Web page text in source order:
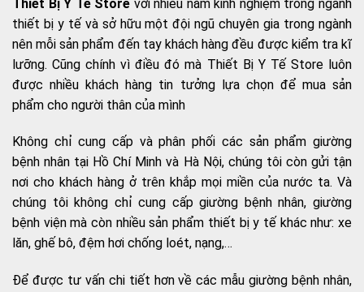
Thiết Bị Y Tế Store với nhiều năm kinh nghiệm trong ngành
thiết bị y tế và sở hữu một đội ngũ chuyên gia trong ngành
nên mỗi sản phẩm đến tay khách hàng đều được kiểm tra kĩ
lưỡng. Cũng chính vì điều đó mà Thiết Bị Y Tế Store luôn
được nhiều khách hàng tin tưởng lựa chọn để mua sản
phẩm cho người thân của mình
Không chỉ cung cấp và phân phối các sản phẩm giường
bệnh nhân tại Hồ Chí Minh và Hà Nội, chúng tôi còn gửi tận
nơi cho khách hàng ở trên khắp mọi miền của nước ta. Và
chúng tôi không chỉ cung cấp giường bệnh nhân, giường
bệnh viện mà còn nhiều sản phẩm thiết bị y tế khác như: xe
lăn, ghế bô, đệm hơi chống loét, nạng,…
Để được tư vấn chi tiết hơn về các mẫu giường bệnh nhân,